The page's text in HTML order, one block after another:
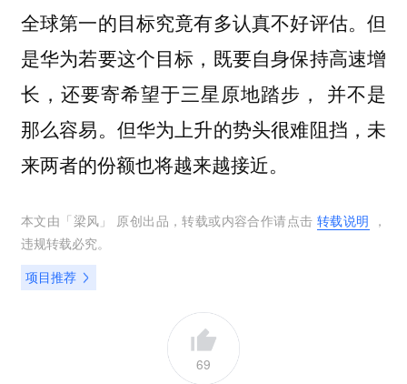
全球第一的目标究竟有多认真不好评估。但
是华为若要这个目标，既要自身保持高速增
长，还要寄希望于三星原地踏步， 并不是
那么容易。但华为上升的势头很难阻挡，未
来两者的份额也将越来越接近。
本文由「梁风 」 原创出品，转载或内容合作请点击 转载说明 ，
违规转载必究。
项目推荐
69